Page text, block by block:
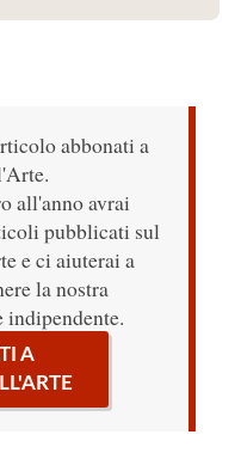
abbonati a
all'anno avrai
pubblicati sul
e ci aiuterai a
la nostra
A